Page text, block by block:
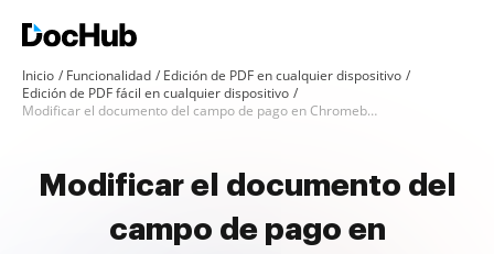
Inicio Funcionalidad
Edición de PDF en cualquier dispositivo
Edición de PDF fácil en cualquier dispositivo
Modificar el documento del campo de pago en Chromebook
Modificar el documento del
campo de pago en